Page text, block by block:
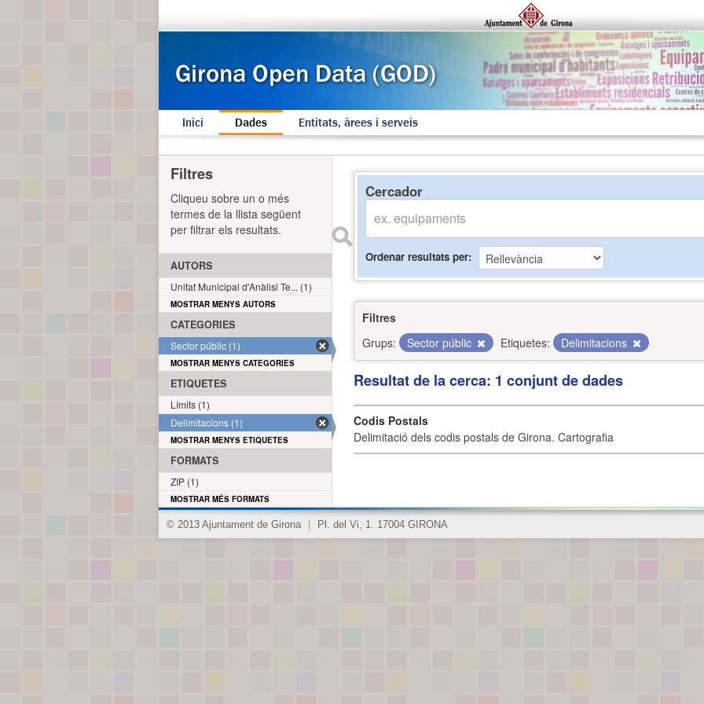
Inici Dades Entitats, àrees i serveis
Cercador
Ordenar resultats per
Filtres
Grups:
Sector públic Etiquetes: Delimitacions
Resultat de la cerca: 1 conjunt de dades
Codis Postals
Delimitació dels codis postals de Girona. Cartografia
Filtres
Cliqueu sobre un o més
termes de la llista següent
per filtrar els resultats.
AUTORS
Unitat Municipal d'Anàlisi Te... (1)
MOSTRAR MENYS AUTORS
CATEGORIES
Sector públic (1)
MOSTRAR MENYS CATEGORIES
ETIQUETES
Límits (1)
Delimitacions (1)
MOSTRAR MENYS ETIQUETES
FORMATS
ZIP (1)
MOSTRAR MÉS FORMATS
© 2013 Ajuntament de Girona Pl. del Vi, 1. 17004 GIRONA